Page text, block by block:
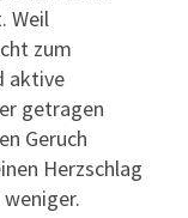
Weil
zum
aktive
getragen
Geruch
Herzschlag